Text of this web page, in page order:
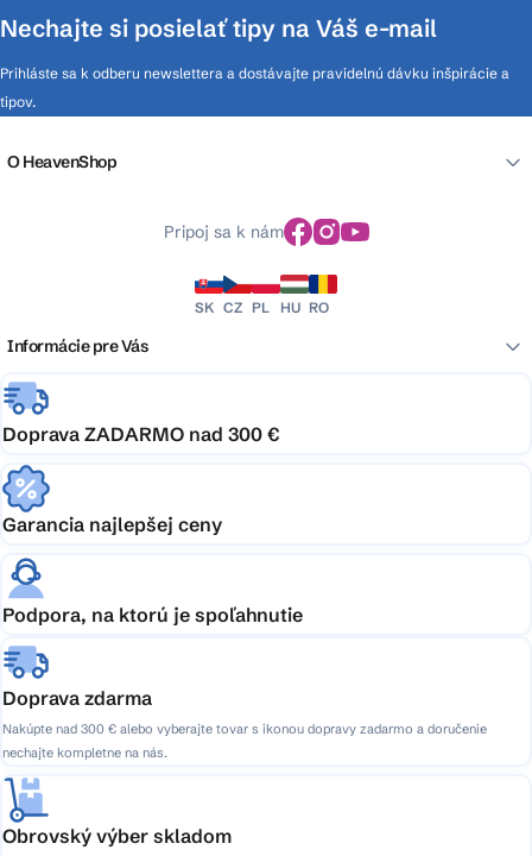
Nechajte si posielať tipy na Váš e-mail
Prihláste sa k odberu newslettera a dostávajte pravidelnú dávku inšpirácie a
tipov.
O HeavenShop
Pripoj sa k nám
SK CZ PL HU RO
Informácie pre Vás
Doprava ZADARMO nad 300 €
Garancia najlepšej ceny
Podpora, na ktorú je spoľahnutie
Doprava zdarma
Nakúpte nad 300 € alebo vyberajte tovar s ikonou dopravy zadarmo a doručenie
nechajte kompletne na nás.
Obrovský výber skladom